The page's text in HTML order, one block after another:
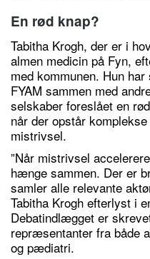
En rød knap?
Tabitha Krogh, der er i
almen medicin på Fyn,
med kommunen. Hun
FYAM sammen med
selskaber foreslået en
når der opstår
mistrivsel.
”Når mistrivsel
hænge sammen. Der er
samler alle relevante
Tabitha Krogh efterlyst i
Debatindlægget er
repræsentanter fra både
og pædiatri.